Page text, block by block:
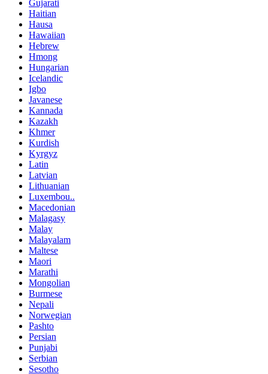
Gujarati
Haitian
Hausa
Hawaiian
Hebrew
Hmong
Hungarian
Icelandic
Igbo
Javanese
Kannada
Kazakh
Khmer
Kurdish
Kyrgyz
Latin
Latvian
Lithuanian
Luxembou..
Macedonian
Malagasy
Malay
Malayalam
Maltese
Maori
Marathi
Mongolian
Burmese
Nepali
Norwegian
Pashto
Persian
Punjabi
Serbian
Sesotho